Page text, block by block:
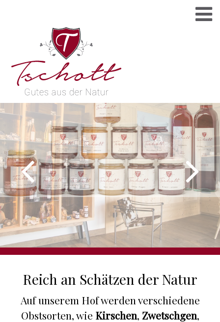
Reich an Schätzen der Natur
Auf unserem Hof werden verschiedene
Obstsorten, wie Kirschen, Zwetschgen,